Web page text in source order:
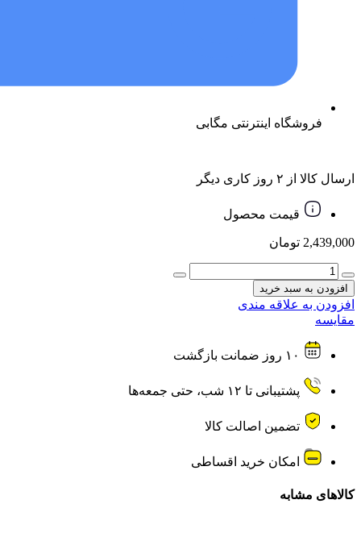
فروشگاه اینترنتی مگابی
ارسال کالا از ۲ روز کاری دیگر
قیمت محصول
2,439,000 تومان
اسپلیتر
8HDMI
پورت
UHD
4k
2k
افزودن به سبد خرید
افزودن به علاقه مندی
مقایسه
۱۰ روز ضمانت بازگشت
پشتیبانی تا ۱۲ شب، حتی جمعه‌ها
تضمین اصالت کالا
امکان خرید اقساطی
کالاهای مشابه